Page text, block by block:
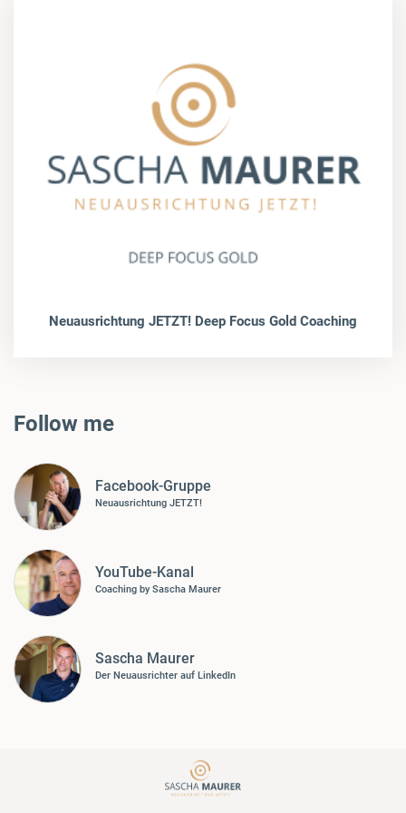
Neuausrichtung JETZT! Deep Focus Gold Coaching
Follow me
Facebook-Gruppe
Neuausrichtung JETZT!
YouTube-Kanal
Coaching by Sascha Maurer
Sascha Maurer
Der Neuausrichter auf LinkedIn